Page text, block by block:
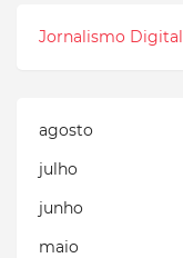
Jornalismo Digital
agosto
julho
junho
maio